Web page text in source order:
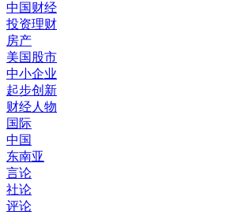
中国财经
投资理财
房产
美国股市
中小企业
起步创新
财经人物
国际
中国
东南亚
言论
社论
评论